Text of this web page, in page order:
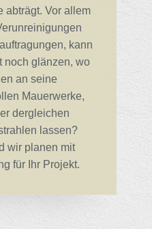
abträgt. Vor allem
kann
noch glänzen, wo
an seine
Mauerwerke,
dergleichen
lassen?
wir planen mit
für Ihr Projekt.